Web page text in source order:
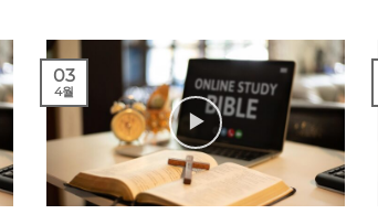
03
4월